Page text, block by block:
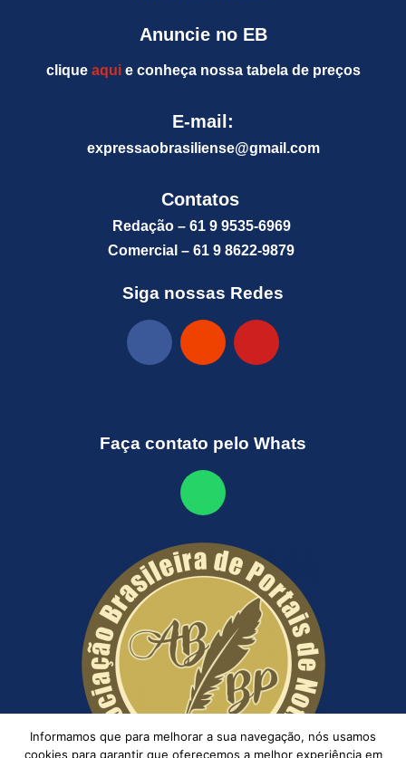
Anuncie no EB
clique aquie conheça nossa tabela de preços
E-mail:
expressaobrasiliense@gmail.com
Contatos
Redação – 61 9 9535-6969
Comercial – 61 9 8622-9879
Siga nossas Redes
Faça contato pelo Whats
Informamos que para melhorar a sua navegação, nós usamos
cookies para garantir que oferecemos a melhor experiência em